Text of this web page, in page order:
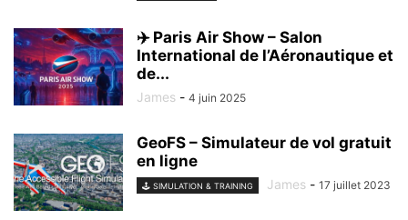
✈️ Paris Air Show – Salon
International de l’Aéronautique et
de...
James - 4 juin 2025
GeoFS – Simulateur de vol gratuit
en ligne
🕹️ SIMULATION & TRAINING James - 17 juillet 2023